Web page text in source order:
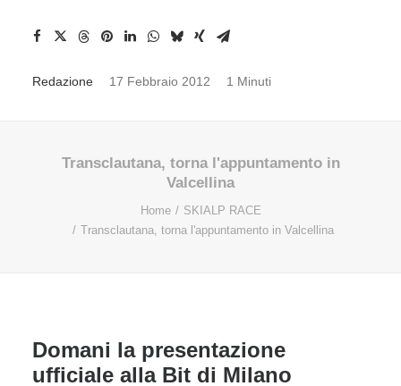
Redazione 17 Febbraio 2012 1 Minuti
Transclautana, torna l'appuntamento in
Valcellina
Home
SKIALP RACE
Transclautana, torna l'appuntamento in Valcellina
Domani la presentazione
ufficiale alla Bit di Milano